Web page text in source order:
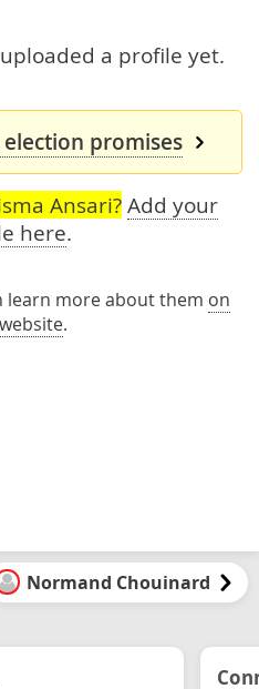
a profile yet.
election promises
Ansari?Add your
here.
learn more about them on
.
Normand Chouinard